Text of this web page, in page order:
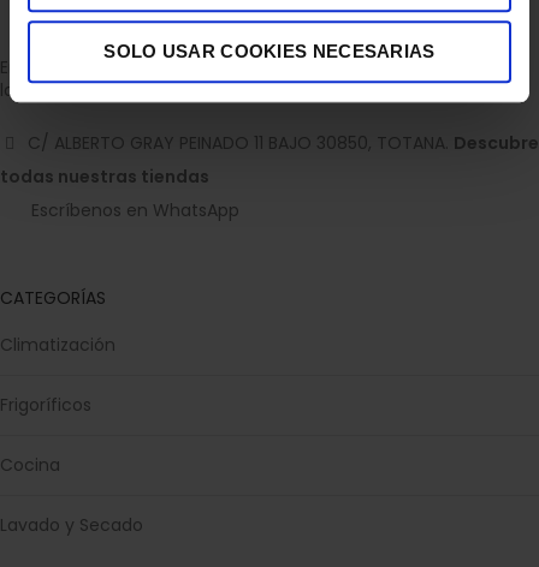
SOLO USAR COOKIES NECESARIAS
Empresa dedicada a la venta de accesorios para el hogar con
la experiencia de 36 años.
C/ ALBERTO GRAY PEINADO 11 BAJO 30850, TOTANA. Descubre
todas nuestras tiendas
Escríbenos en WhatsApp
CATEGORÍAS
Climatización
Frigoríficos
Cocina
Lavado y Secado